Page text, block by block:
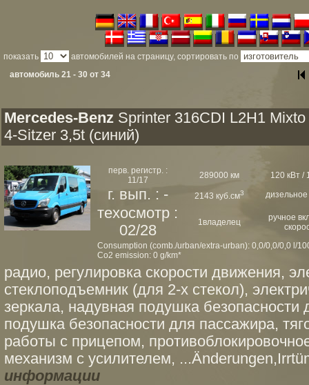
показать
автомобилей на страницу, сортировать по
автомобиль 21 - 30 от 34
Mercedes-Benz Sprinter 316CDI L2H1
4-Sitzer 3,5t (синий)
перв. регистр. :
11/17
289000 км 120 кВт /
г. вып. : - 2143 куб.см3
техосмотр :
02/28
1владелец
ручное
Consumption (comb./urban/extra-urban): 0,0/0,0/0,0 l/
Co2 emission: 0 g/km*
радио, регулировка скорости движения,
стеклоподъемник (для 2-х стекол),
зеркала, надувная подушка безопасности
подушка безопасности для пассажира,
работы с прицепом,
механизм с усилителем,
информации